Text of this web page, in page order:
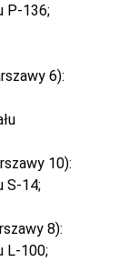
P-136;
6):
10):
S-14;
8):
L-100;